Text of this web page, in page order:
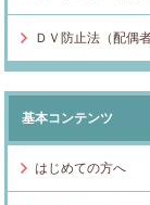
ＤＶ防止法（配偶
基本コンテンツ
はじめての方へ